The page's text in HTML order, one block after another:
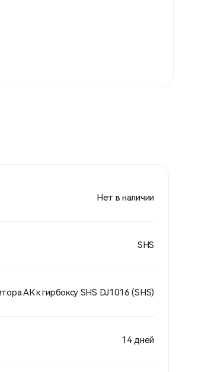
Нет в наличии
SHS
АК к гирбоксу SHS DJ1016 (SHS)
14 дней